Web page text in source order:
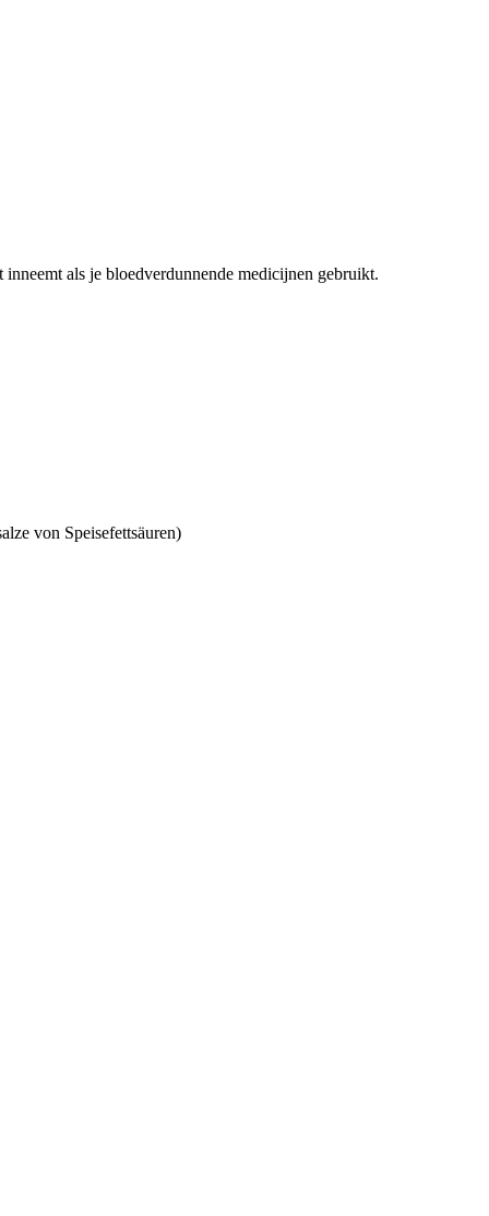
als je bloedverdunnende medicijnen gebruikt.
von Speisefettsäuren)